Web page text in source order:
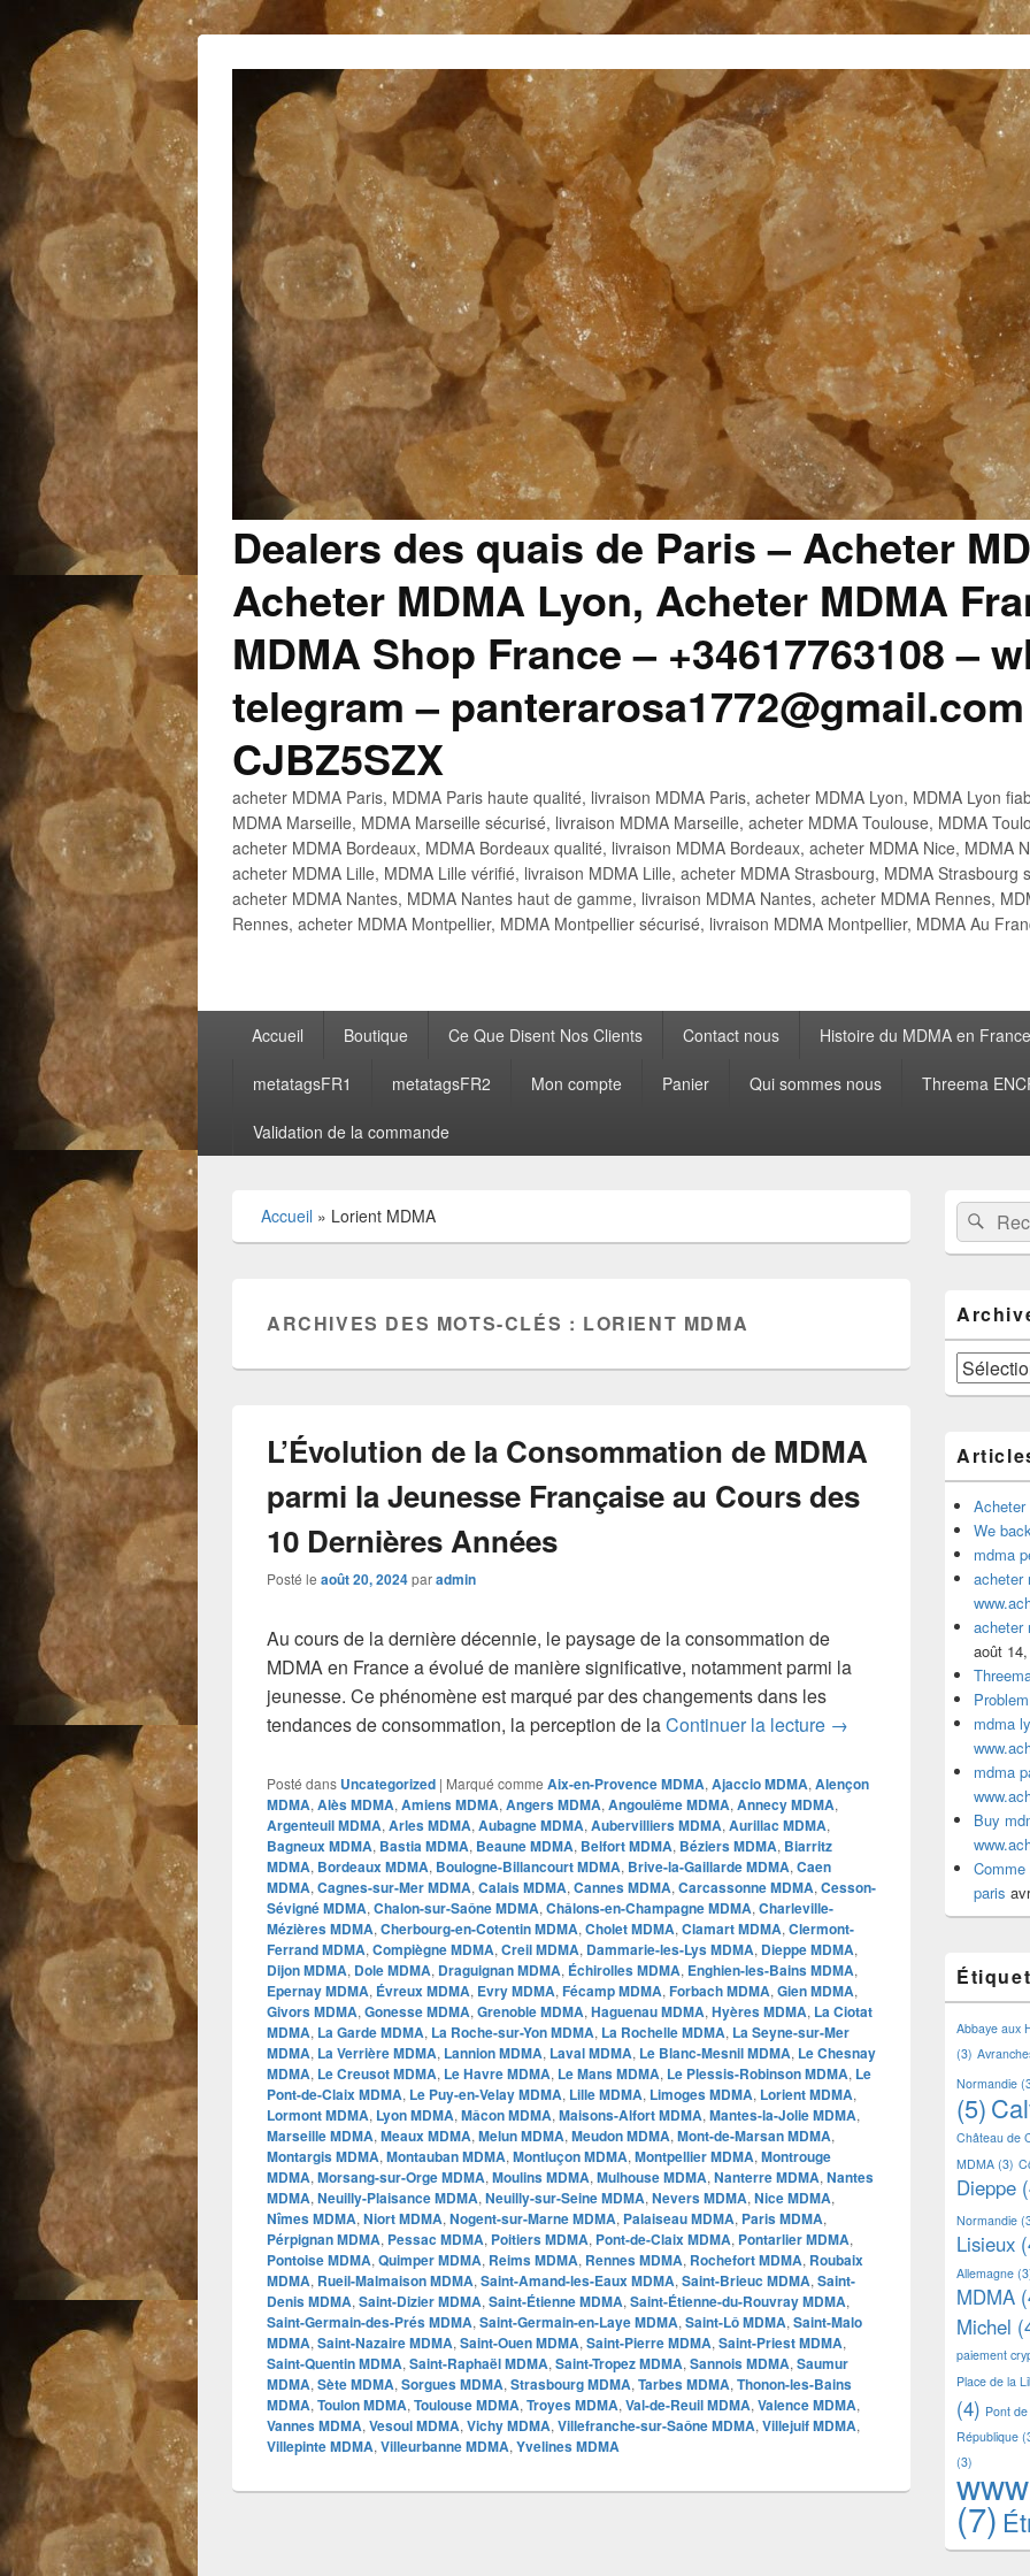
Dealers des quais de Paris – Acheter
Acheter MDMA Lyon, Acheter MDMA
MDMA Shop France – +34617763108 –
telegram –
CJBZ5SZX
acheter MDMA Paris, MDMA Paris haute qualité, livraison MDMA Paris, acheter MDMA Lyon, MDMA Lyon
MDMA Marseille, MDMA Marseille sécurisé, livraison MDMA Marseille, acheter MDMA Toulouse, MDMA
acheter MDMA Bordeaux, MDMA Bordeaux qualité, livraison MDMA Bordeaux, acheter MDMA Nice, MDMA
acheter MDMA Lille, MDMA Lille vérifié, livraison MDMA Lille, acheter MDMA Strasbourg, MDMA Strasbourg
acheter MDMA Nantes, MDMA Nantes haut de gamme, livraison MDMA Nantes, acheter MDMA Rennes,
Rennes, acheter MDMA Montpellier, MDMA Montpellier sécurisé, livraison MDMA Montpellier, MDMA Au
Menu
principalAccueil Boutique Ce Que Disent Nos Clients Contact nous Histoire du MDMA en France
metatagsFR1 metatagsFR2 Mon compte Panier Qui sommes nous Threema
Validation de la commande
Accueil » Lorient MDMA
ARCHIVES DES MOTS-CLÉS : LORIENT MDMA
L’Évolution de la Consommation de MDMA
parmi la Jeunesse Française au Cours des
10 Dernières Années
Posté le août 20, 2024paradmin
Au cours de la dernière décennie, le paysage de la consommation de
MDMA en France a évolué de manière significative, notamment parmi la
jeunesse. Ce phénomène est marqué par des changements dans les
tendances de consommation, la perception de laContinuer la lecture L’Évolution de la
→
Posté dans Uncategorized | Marqué comme Aix-en-Provence MDMA, Ajaccio MDMA, Alençon
MDMA, Alès MDMA, Amiens MDMA, Angers MDMA, Angoulême MDMA, Annecy MDMA,
Argenteuil MDMA, Arles MDMA, Aubagne MDMA, Aubervilliers MDMA, Aurillac MDMA,
Bagneux MDMA, Bastia MDMA, Beaune MDMA, Belfort MDMA, Béziers MDMA, Biarritz
MDMA, Bordeaux MDMA, Boulogne-Billancourt MDMA, Brive-la-Gaillarde MDMA, Caen
MDMA, Cagnes-sur-Mer MDMA, Calais MDMA, Cannes MDMA, Carcassonne MDMA, Cesson-
Sévigné MDMA, Chalon-sur-Saône MDMA, Châlons-en-Champagne MDMA, Charleville-
Mézières MDMA, Cherbourg-en-Cotentin MDMA, Cholet MDMA, Clamart MDMA, Clermont-
Ferrand MDMA, Compiègne MDMA, Creil MDMA, Dammarie-les-Lys MDMA, Dieppe MDMA,
Dijon MDMA, Dole MDMA, Draguignan MDMA, Échirolles MDMA, Enghien-les-Bains MDMA,
Epernay MDMA, Évreux MDMA, Evry MDMA, Fécamp MDMA, Forbach MDMA, Gien MDMA,
Givors MDMA, Gonesse MDMA, Grenoble MDMA, Haguenau MDMA, Hyères MDMA, La Ciotat
MDMA, La Garde MDMA, La Roche-sur-Yon MDMA, La Rochelle MDMA, La Seyne-sur-Mer
MDMA, La Verrière MDMA, Lannion MDMA, Laval MDMA, Le Blanc-Mesnil MDMA, Le Chesnay
MDMA, Le Creusot MDMA, Le Havre MDMA, Le Mans MDMA, Le Plessis-Robinson MDMA, Le
Pont-de-Claix MDMA, Le Puy-en-Velay MDMA, Lille MDMA, Limoges MDMA, Lorient MDMA,
Lormont MDMA, Lyon MDMA, Mâcon MDMA, Maisons-Alfort MDMA, Mantes-la-Jolie MDMA,
Marseille MDMA, Meaux MDMA, Melun MDMA, Meudon MDMA, Mont-de-Marsan MDMA,
Montargis MDMA, Montauban MDMA, Montluçon MDMA, Montpellier MDMA, Montrouge
MDMA, Morsang-sur-Orge MDMA, Moulins MDMA, Mulhouse MDMA, Nanterre MDMA, Nantes
MDMA, Neuilly-Plaisance MDMA, Neuilly-sur-Seine MDMA, Nevers MDMA, Nice MDMA,
Nîmes MDMA, Niort MDMA, Nogent-sur-Marne MDMA, Palaiseau MDMA, Paris MDMA,
Pérpignan MDMA, Pessac MDMA, Poitiers MDMA, Pont-de-Claix MDMA, Pontarlier MDMA,
Pontoise MDMA, Quimper MDMA, Reims MDMA, Rennes MDMA, Rochefort MDMA, Roubaix
MDMA, Rueil-Malmaison MDMA, Saint-Amand-les-Eaux MDMA, Saint-Brieuc MDMA, Saint-
Denis MDMA, Saint-Dizier MDMA, Saint-Étienne MDMA, Saint-Étienne-du-Rouvray MDMA,
Saint-Germain-des-Prés MDMA, Saint-Germain-en-Laye MDMA, Saint-Lô MDMA, Saint-Malo
MDMA, Saint-Nazaire MDMA, Saint-Ouen MDMA, Saint-Pierre MDMA, Saint-Priest MDMA,
Saint-Quentin MDMA, Saint-Raphaël MDMA, Saint-Tropez MDMA, Sannois MDMA, Saumur
MDMA, Sète MDMA, Sorgues MDMA, Strasbourg MDMA, Tarbes MDMA, Thonon-les-Bains
MDMA, Toulon MDMA, Toulouse MDMA, Troyes MDMA, Val-de-Reuil MDMA, Valence MDMA,
Vannes MDMA, Vesoul MDMA, Vichy MDMA, Villefranche-sur-Saône MDMA, Villejuif MDMA,
Villepinte MDMA, Villeurbanne MDMA, Yvelines MDMA
Zone
principale
de
widget
barre
latérale
Recherche
Archives
Acheter
We
mdma
acheter
acheter
août
mdma
mdma
Buy
paris
Abbaye aux
(3)
Normandie
(5)
Château de
MDMA (3)
Dieppe
Normandie
Lisieux
Allemagne
MDMA
Michel
paiement
Place de la
(4) Pont
République
(3)
(7)